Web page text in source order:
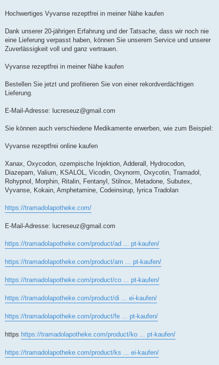
Hochwertiges Vyvanse rezeptfrei in meiner Nähe kaufen
Dank unserer 20-jährigen Erfahrung und der Tatsache, dass wir noch nie
eine Lieferung verpasst haben, können Sie unserem Service und unserer
Zuverlässigkeit voll und ganz vertrauen.
Vyvanse rezeptfrei in meiner Nähe kaufen
Bestellen Sie jetzt und profitieren Sie von einer rekordverdächtigen
Lieferung.
E-Mail-Adresse: lucreseuz@gmail.com
Sie können auch verschiedene Medikamente erwerben, wie zum Beispiel:
Vyvanse rezeptfrei online kaufen
Xanax, Oxycodon, ozempische Injektion, Adderall, Hydrocodon,
Diazepam, Valium, KSALOL, Vicodin, Oxynorm, Oxycotin, Tramadol,
Rohypnol, Morphin, Ritalin, Fentanyl, Stilnox, Metadone, Subutex,
Vyvanse, Kokain, Amphetamine, Codeinsirup, lyrica Tradolan
https://tramadolapotheke.com/
E-Mail-Adresse: lucreseuz@gmail.com
https://tramadolapotheke.com/product/ad ... pt-kaufen/
https://tramadolapotheke.com/product/am ... pt-kaufen/
https://tramadolapotheke.com/product/co ... pt-kaufen/
https://tramadolapotheke.com/product/di ... ei-kaufen/
https://tramadolapotheke.com/product/fe ... pt-kaufen/
https https://tramadolapotheke.com/product/ko ... pt-kaufen/
https://tramadolapotheke.com/product/ks ... ei-kaufen/